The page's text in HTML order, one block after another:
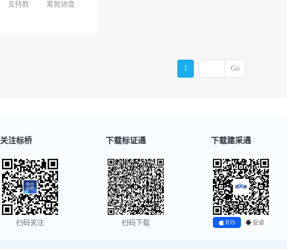
支持数
筹款进度
1 Go
关注标桥
扫码关注
下载标证通
扫码下载
下载建采通
IOS 安卓